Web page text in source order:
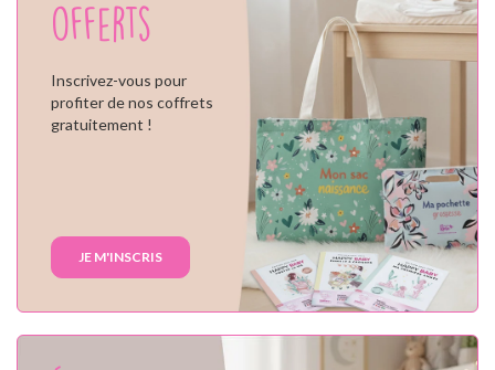
offerts
Inscrivez-vous pour
profiter de nos coffrets
gratuitement !
JE M'INSCRIS